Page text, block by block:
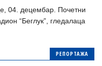
04. децембар. Почетни
“Беглук”, гледалаца
РЕПОРТАЖА